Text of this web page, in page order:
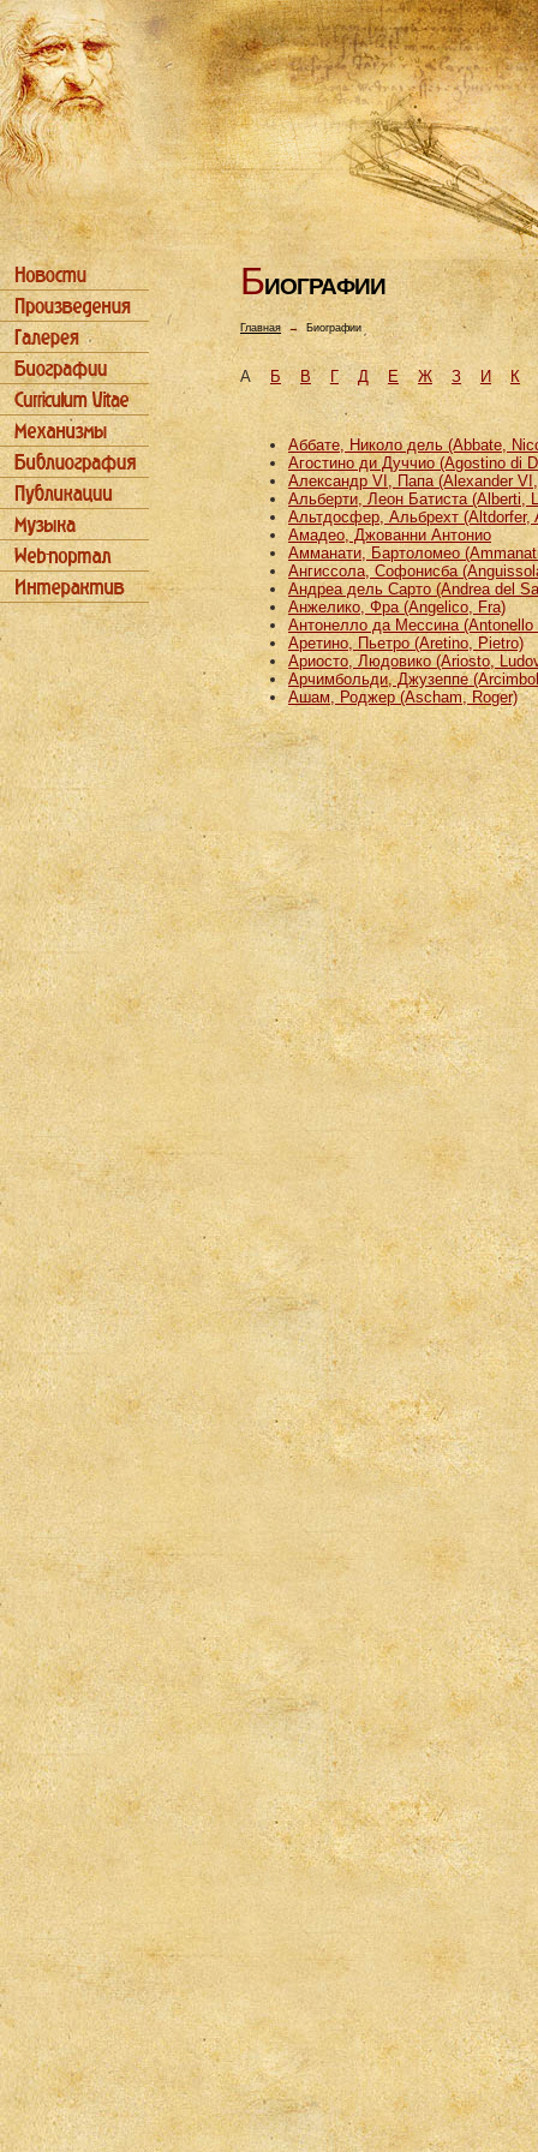
БИОГРАФИИ
Главная→ Биографии
АБ В Г Д Е Ж З И К
Аббате, Николо дель (Abbate,
Агостино ди Дуччио (Agostino di
Александр VI, Папа (Alexander
Альберти, Леон Батиста (Alberti,
Альтдосфер, Альбрехт (Altdorfer,
Амадео, Джованни Антонио
Амманати, Бартоломео
Ангиссола, Софонисба
Андреа дель Сарто (Andrea del
Анжелико, Фра (Angelico, Fra)
Антонелло да Мессина (Antonello
Аретино, Пьетро (Aretino, Pietro)
Ариосто, Людовико (Ariosto,
Арчимбольди, Джузеппе
Ашам, Роджер (Ascham, Roger)